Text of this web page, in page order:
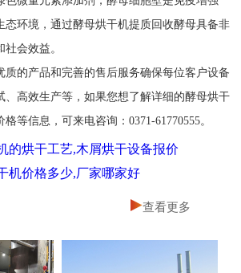
态环境，通过酵母烘干机提质回收酵母具备非
会效益。
的产品和完善的售后服务确保每位客户设备
、高效生产等，如果您想了解详细的酵母烘干
等信息，可来电咨询：0371-61770555。
的烘干工艺,木屑烘干设备报价
机价格多少,厂家哪家好
查看更多